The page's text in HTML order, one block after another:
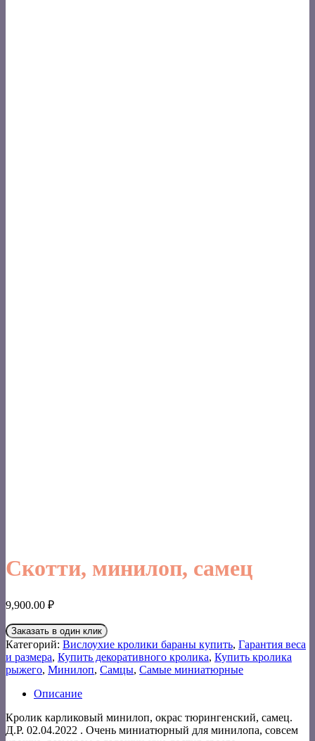
Скотти, минилоп, самец
9,900.00 ₽
Заказать в один клик
Категорий: Вислоухие кролики бараны купить, Гарантия веса
и размера, Купить декоративного кролика, Купить кролика
рыжего, Минилоп, Самцы, Самые миниатюрные
Описание
Кролик карликовый минилоп, окрас тюрингенский, самец.
Д.Р. 02.04.2022 . Очень миниатюрный для минилопа, совсем